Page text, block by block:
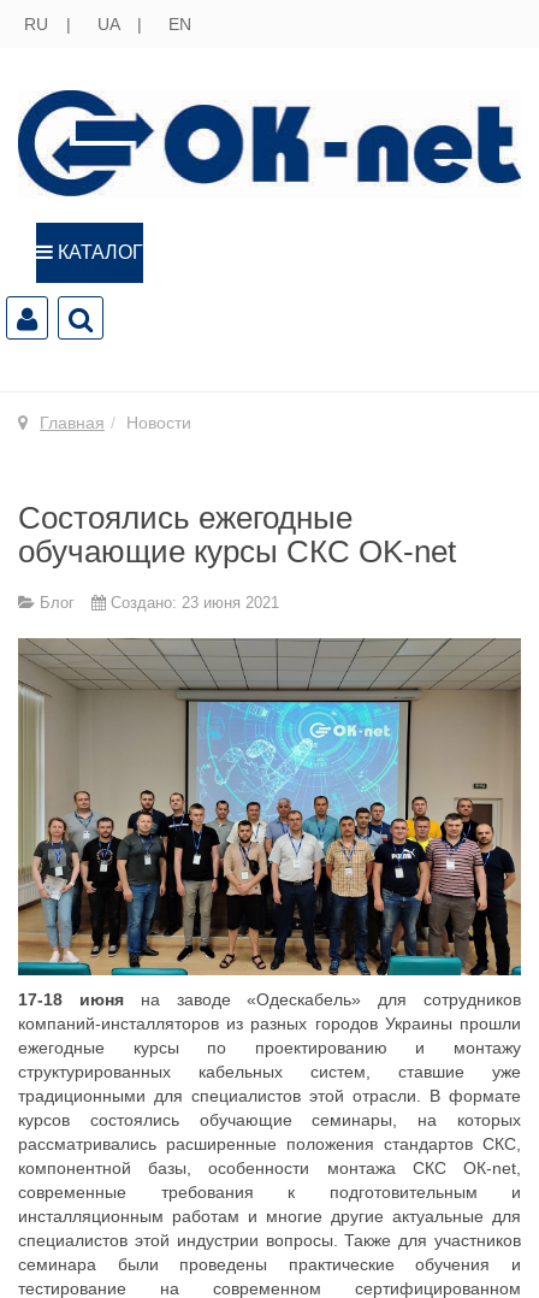
RU UA EN
КАТАЛОГ
Главная Новости
Состоялись ежегодные
обучающие курсы СКС OK-net
Блог Создано: 23 июня 2021
17-18 июняна заводе «Одескабель» для сотрудников
компаний-инсталляторов из разных городов Украины прошли
ежегодные курсы по проектированию и монтажу
структурированных кабельных систем, ставшие уже
традиционными для специалистов этой отрасли. В формате
курсов состоялись обучающие семинары, на которых
рассматривались расширенные положения стандартов СКС,
компонентной базы, особенности монтажа СКС ОК-net,
современные требования к подготовительным и
инсталляционным работам и многие другие актуальные для
специалистов этой индустрии вопросы. Также для участников
семинара были проведены практические обучения и
тестирование на современном сертифицированном